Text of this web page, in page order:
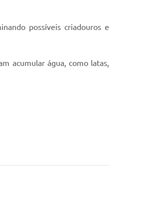
possíveis criadouros e
acumular água, como latas,